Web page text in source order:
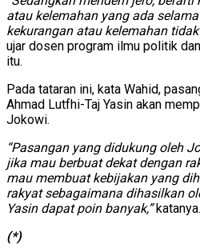
atau kelemahan yang ada
kekurangan atau kelemahan
ujar dosen program ilmu politik
itu.
Pada tataran ini, kata Wahid,
Ahmad Lutfhi-Taj Yasin akan
Jokowi.
“Pasangan yang didukung oleh
jika mau berbuat dekat dengan
mau membuat kebijakan yang
rakyat sebagaimana dihasilkan
Yasin dapat poin banyak,” katanya.
(*)